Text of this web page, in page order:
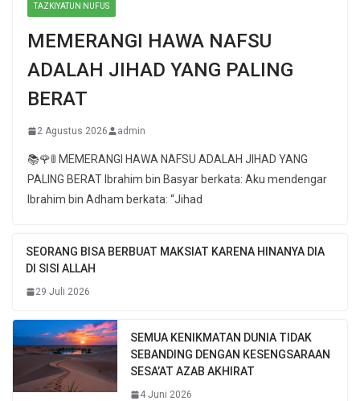
TAZKIYATUN NUFUS
MEMERANGI HAWA NAFSU
ADALAH JIHAD YANG PALING
BERAT
2 Agustus 2026 admin
📚🌹🚦 MEMERANGI HAWA NAFSU ADALAH JIHAD YANG
PALING BERAT Ibrahim bin Basyar berkata: Aku mendengar
Ibrahim bin Adham berkata: “Jihad
SEORANG BISA BERBUAT MAKSIAT KARENA HINANYA DIA
DI SISI ALLAH
29 Juli 2026
SEMUA KENIKMATAN DUNIA TIDAK
SEBANDING DENGAN KESENGSARAAN
SESA’AT AZAB AKHIRAT
4 Juni 2026